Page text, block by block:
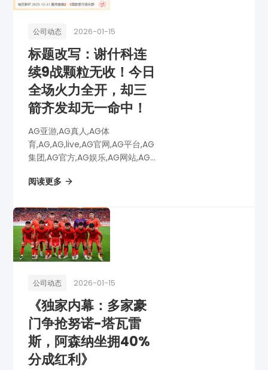
公司动态 2026-01-15
标题改写：谢什科连
续9战颗粒无收！今日
全场火力全开，却三
箭齐发却无一命中！
AG亚游,AG真人,AG体
育,AG,AG,live,AG官网,AG平台,AG
集团,AG官方,AG娱乐,AG网站,AG
博彩,AG电子,标题改写：谢什科连
开，却三箭齐发却无一...
阅读更多
公司动态 2026-01-15
《独家内幕：多家豪
门争抢努诺-塔瓦雷
斯，阿森纳坐拥40%
分成红利》